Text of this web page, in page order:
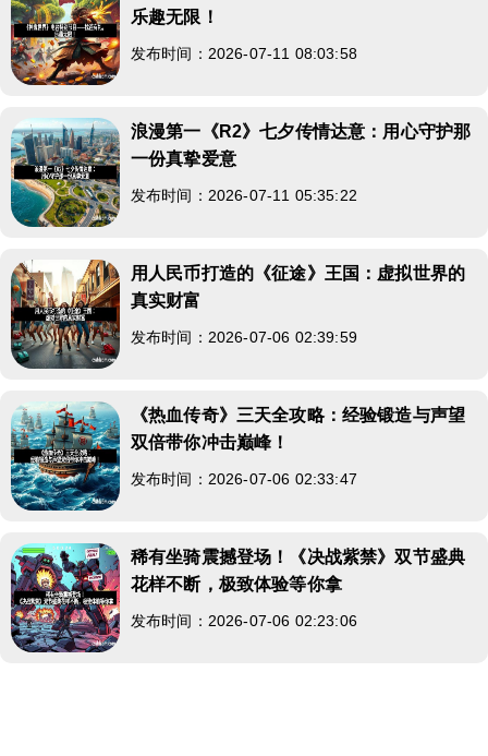
乐趣无限！
发布时间：2026-07-11 08:03:58
浪漫第一《R2》七夕传情达意：用心守护那
一份真挚爱意
发布时间：2026-07-11 05:35:22
用人民币打造的《征途》王国：虚拟世界的
真实财富
发布时间：2026-07-06 02:39:59
《热血传奇》三天全攻略：经验锻造与声望
双倍带你冲击巅峰！
发布时间：2026-07-06 02:33:47
稀有坐骑震撼登场！《决战紫禁》双节盛典
花样不断，极致体验等你拿
发布时间：2026-07-06 02:23:06